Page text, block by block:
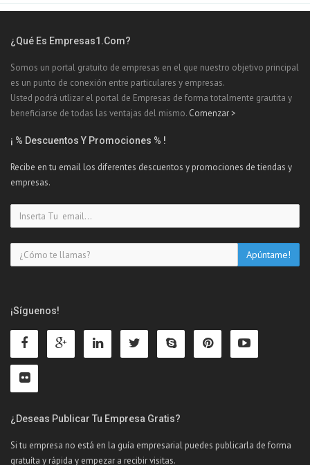
¿Qué Es Empresas1.com?
Somos un portal gratuito de empresas en el que nuestro objetivo principal
es un punto de conexión entre particulares y empresas.
Usted podrá utlizar el portal de Empresas de forma totalmente grautita y
beneficiarse de todas las ventajas del mismo. Comenzar >
¡ % Descuentos Y Promociones % !
Recibe en tu email los diferentes descuentos y promociones de tiendas y
empresas.
¡Síguenos!
¿Deseas Publicar Tu Empresa Gratis?
Si tu empresa no está en la guía empresarial puedes publicarla de forma
gratuíta y rápida y empezar a recibir visitas.